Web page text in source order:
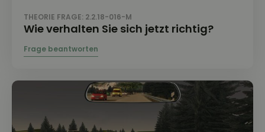
THEORIE FRAGE: 2.2.18-016-M
Wie verhalten Sie sich jetzt richtig?